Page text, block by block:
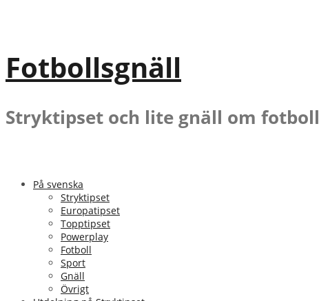
Fotbollsgnäll
Stryktipset och lite gnäll om fotboll
På svenska
Stryktipset
Europatipset
Topptipset
Powerplay
Fotboll
Sport
Gnäll
Övrigt